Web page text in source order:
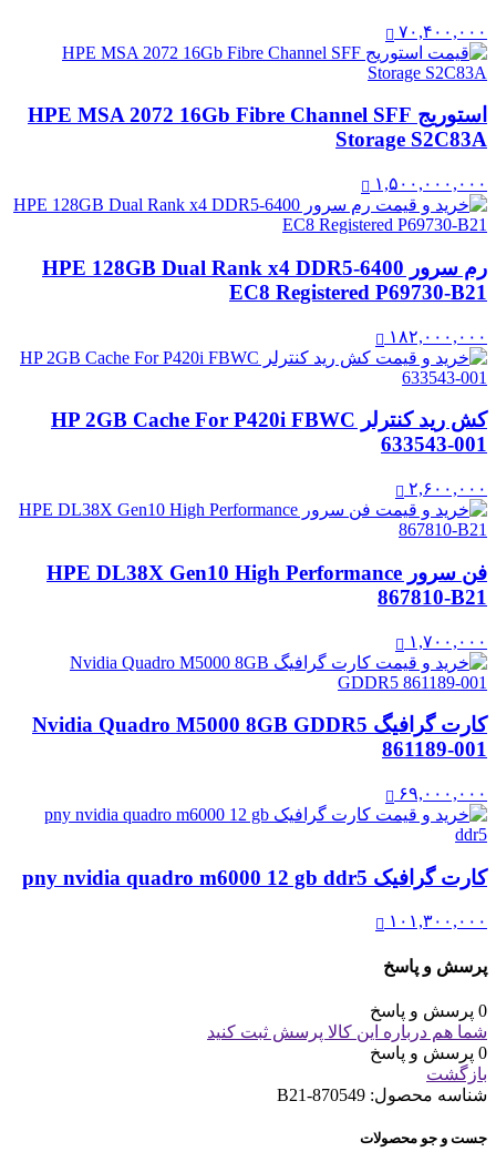
۷۰,۴۰۰,۰۰۰
استوریج HPE MSA 2072 16Gb Fibre Channel SFF
Storage S2C83A
۱,۵۰۰,۰۰۰,۰۰۰
رم سرور HPE 128GB Dual Rank x4 DDR5‑6400
EC8 Registered P69730-B21
۱۸۲,۰۰۰,۰۰۰
کش رید کنترلر HP 2GB Cache For P420i FBWC
633543-001
۲,۶۰۰,۰۰۰
فن سرور HPE DL38X Gen10 High Performance
867810-B21
۱,۷۰۰,۰۰۰
کارت گرافیگ Nvidia Quadro M5000 8GB GDDR5
861189-001
۶۹,۰۰۰,۰۰۰
کارت گرافیک pny nvidia quadro m6000 12 gb ddr5
۱۰۱,۳۰۰,۰۰۰
پرسش و پاسخ
0 پرسش و پاسخ
شما هم درباره این کالا پرسش ثبت کنید
0 پرسش و پاسخ
بازگشت
شناسه محصول: 870549-B21
جست و جو محصولات